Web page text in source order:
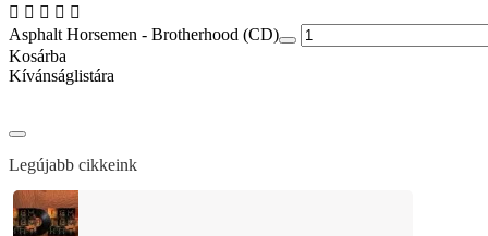
Asphalt Horsemen - Brotherhood (CD)
Kosárba
Kívánságlistára
Legújabb cikkeink